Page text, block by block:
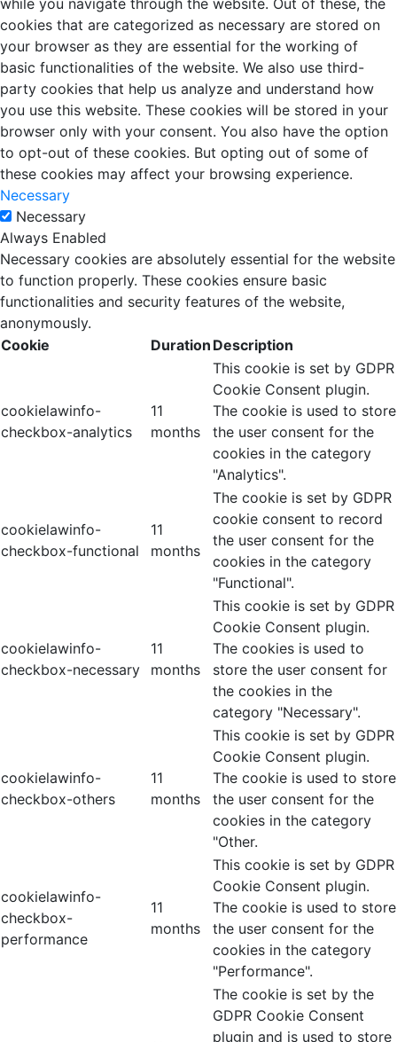
cookies that are categorized as necessary are stored on
your browser as they are essential for the working of
basic functionalities of the website. We also use third-
party cookies that help us analyze and understand how
you use this website. These cookies will be stored in your
browser only with your consent. You also have the option
to opt-out of these cookies. But opting out of some of
these cookies may affect your browsing experience.
Necessary
Necessary
Always Enabled
Necessary cookies are absolutely essential for the website
to function properly. These cookies ensure basic
functionalities and security features of the website,
anonymously.
Cookie
Duration Description
cookielawinfo-
checkbox-analytics
11
months
This cookie is set by GDPR
Cookie Consent plugin.
The cookie is used to store
the user consent for the
cookies in the category
"Analytics".
cookielawinfo-
checkbox-functional
11
months
The cookie is set by GDPR
cookie consent to record
the user consent for the
cookies in the category
"Functional".
cookielawinfo-
checkbox-necessary
11
months
This cookie is set by GDPR
Cookie Consent plugin.
The cookies is used to
store the user consent for
the cookies in the
category "Necessary".
cookielawinfo-
checkbox-others
11
months
This cookie is set by GDPR
Cookie Consent plugin.
The cookie is used to store
the user consent for the
cookies in the category
"Other.
cookielawinfo-
checkbox-
performance
11
months
This cookie is set by GDPR
Cookie Consent plugin.
The cookie is used to store
the user consent for the
cookies in the category
"Performance".
The cookie is set by the
GDPR Cookie Consent
plugin and is used to store